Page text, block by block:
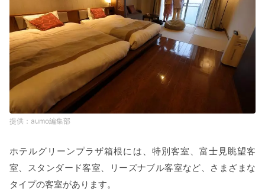
aumo編集部
ホテルグリーンプラザ箱根には、特別客室、富士見眺望客
室、スタンダード客室、リーズナブル客室など、さまざまな
タイプの客室があります。